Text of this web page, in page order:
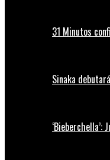
31 Minutos
Sinaka